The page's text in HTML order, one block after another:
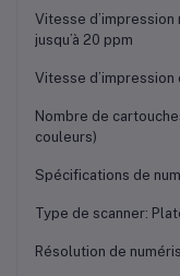
Vitesse d’impression
jusqu’à 20 ppm
Vitesse d’impression
Nombre de
couleurs)
Spécifications de
Type de scanner:
Résolution de